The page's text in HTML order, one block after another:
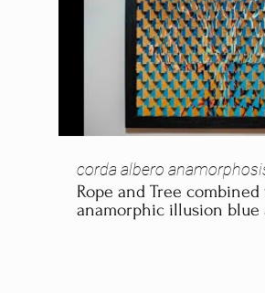
corda albero
Rope and Tree
anamorphic illusion blue